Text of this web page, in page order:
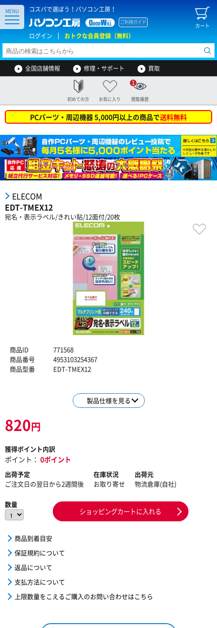
コスパで選ぼう！パソコン工房！
カート
ご利用ガイド
ログイン おトクな会員登録（無料）
MENU
全国店舗情報 修理・サポート 買取
初めての方 お気に入り 閲覧履歴
1
PCパーツ・周辺機器 5,000円以上の商品で送料無料
ELECOM
EDT-TMEX12
宛名・表示ラベル/きれい貼/12面付/20枚
商品ID
771568
商品番号
4953103254367
商品型番
EDT-TMEX12
製品仕様を見る
820円
獲得ポイント内訳
ポイント： 0ポイント
出荷予定
ご注文日の翌日から2週間後
在庫状況
お取り寄せ
出荷元
物流倉庫(自社)
数量
ショッピングカートに入れる
商品到着目安
保証規約について
返品について
支払方法について
上限数量をこえるご購入のお問い合わせはこちら